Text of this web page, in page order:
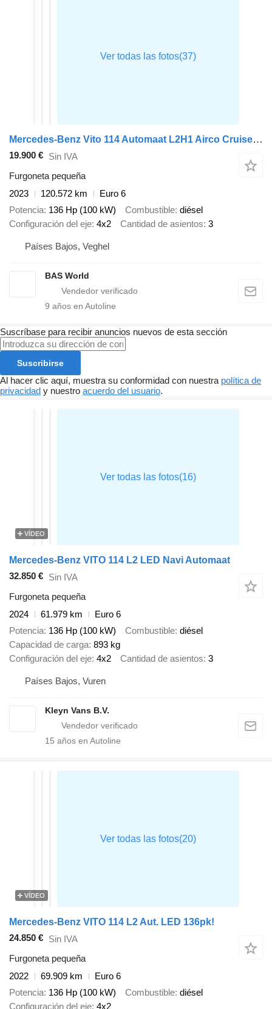
Mercedes-Benz Vito 114 Automaat L2H1 Airco Cruise Camera Parkeersensoren v+a E
19.900 € Sin IVA
Furgoneta pequeña
2023
120.572 km
Euro 6
Potencia 136 Hp (100 kW) Combustible diésel
Configuración del eje 4x2 Cantidad de asientos 3
Países Bajos, Veghel
BAS World
9 años en Autoline
Suscríbase para recibir anuncios nuevos de esta sección
Suscribirse
Al hacer clic aquí, muestra su conformidad con nuestra política de
privacidad y nuestro acuerdo del usuario.
VÍDEO
Mercedes-Benz VITO 114 L2 LED Navi Automaat
32.850 € Sin IVA
Furgoneta pequeña
2024
61.979 km
Euro 6
Potencia 136 Hp (100 kW) Combustible diésel
Capacidad de carga 893 kg
Configuración del eje 4x2 Cantidad de asientos 3
Países Bajos, Vuren
Kleyn Vans B.V.
15 años en Autoline
VÍDEO
Mercedes-Benz VITO 114 L2 Aut. LED 136pk!
24.850 € Sin IVA
Furgoneta pequeña
2022
69.909 km
Euro 6
Potencia 136 Hp (100 kW) Combustible diésel
Configuración del eje 4x2